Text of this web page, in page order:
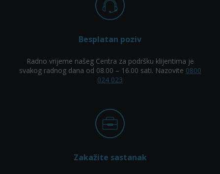
Besplatan poziv
Radno vrijeme našeg Centra za podršku klijentima je
svakog radnog dana od 08.00 – 16.00 sati. Nazovite 0800
024 023
Zakažite sastanak